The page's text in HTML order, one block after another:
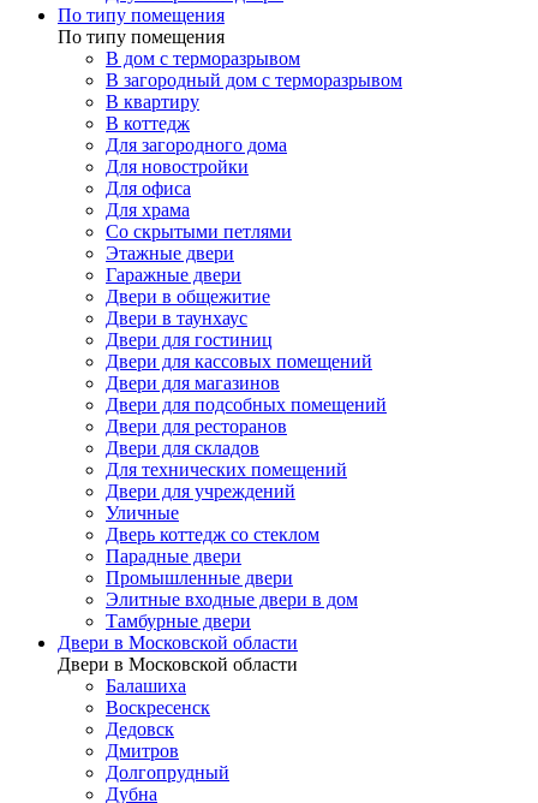
По типу помещения
По типу помещения
В дом с терморазрывом
В загородный дом с терморазрывом
В квартиру
В коттедж
Для загородного дома
Для новостройки
Для офиса
Для храма
Со скрытыми петлями
Этажные двери
Гаражные двери
Двери в общежитие
Двери в таунхаус
Двери для гостиниц
Двери для кассовых помещений
Двери для магазинов
Двери для подсобных помещений
Двери для ресторанов
Двери для складов
Для технических помещений
Двери для учреждений
Уличные
Дверь коттедж со стеклом
Парадные двери
Промышленные двери
Элитные входные двери в дом
Тамбурные двери
Двери в Московской области
Двери в Московской области
Балашиха
Воскресенск
Дедовск
Дмитров
Долгопрудный
Дубна